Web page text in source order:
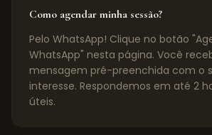
Como agendar minha sessão?
Pelo WhatsApp! Clique no botão
WhatsApp" nesta página. Você
mensagem pré-preenchida com o
interesse. Respondemos em até 2
úteis.